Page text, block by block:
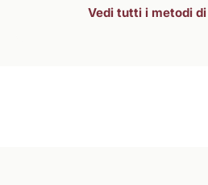
Vedi tutti i metodi